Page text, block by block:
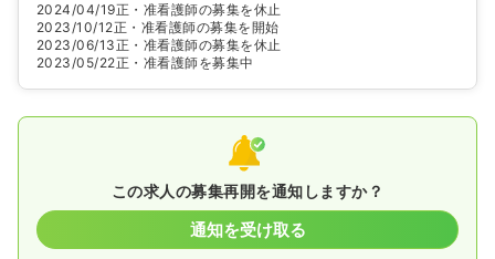
2024/04/19正・准看護師の募集を休止
2023/10/12正・准看護師の募集を開始
2023/06/13正・准看護師の募集を休止
2023/05/22正・准看護師を募集中
この求人の募集再開を通知しますか？
通知を受け取る